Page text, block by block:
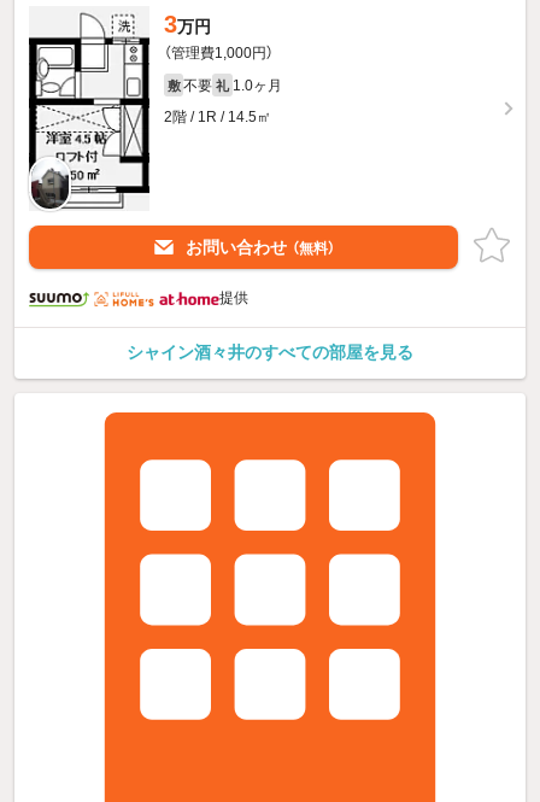
3万円
（管理費1,000円）
敷 不要 礼 1.0ヶ月
2階 / 1R / 14.5㎡
お問い合わせ （無料）
提供
シャイン酒々井のすべての部屋を見る